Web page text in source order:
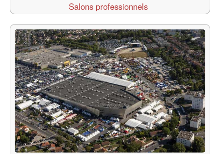
Salons professionnels